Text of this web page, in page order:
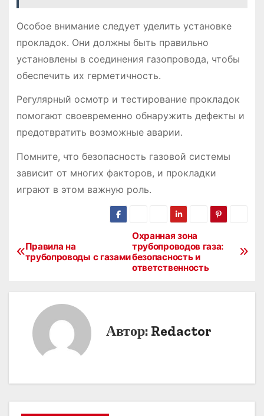
Особое внимание следует уделить установке
прокладок. Они должны быть правильно
установлены в соединения газопровода, чтобы
обеспечить их герметичность.
Регулярный осмотр и тестирование прокладок
помогают своевременно обнаружить дефекты и
предотвратить возможные аварии.
Помните, что безопасность газовой системы
зависит от многих факторов, и прокладки
играют в этом важную роль.
Н
ц
Охранная зона
трубопроводов газа:
безопасность и
ответственность
Правила на
трубопроводы с газами
Автор: Redactor